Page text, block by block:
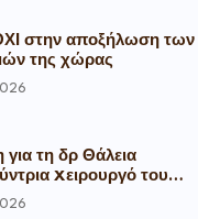
στην αποξήλωση των
της χώρας
για τη δρ Θάλεια
Xειρουργό του